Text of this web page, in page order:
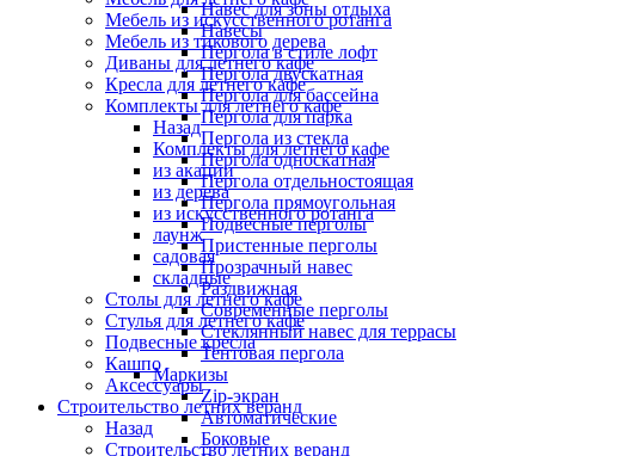
Навес для зоны отдыха
Навесы
Пергола в стиле лофт
Пергола двускатная
Пергола для бассейна
Пергола для парка
Пергола из стекла
Пергола односкатная
Пергола отдельностоящая
Пергола прямоугольная
Подвесные перголы
Пристенные перголы
Прозрачный навес
Раздвижная
Современные перголы
Стеклянный навес для террасы
Тентовая пергола
Маркизы
Zip-экран
Автоматические
Боковые
Мебель из искусственного ротанга
Мебель из тикового дерева
Диваны для летнего кафе
Кресла для летнего кафе
Комплекты для летнего кафе
Назад
Комплекты для летнего кафе
из акации
из дерева
из искусственного ротанга
лаунж
садовая
складные
Столы для летнего кафе
Стулья для летнего кафе
Подвесные кресла
Кашпо
Аксессуары
Строительство летних веранд
Назад
Строительство летних веранд